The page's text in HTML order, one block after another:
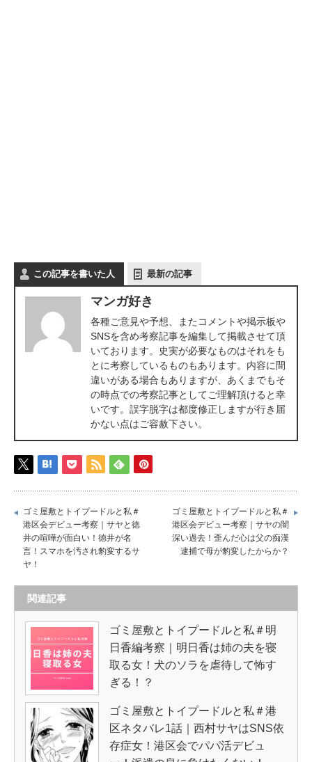
この記事を書いた人 最新の記事
マンガ好き
各種ご意見や予想、またコメントや掲示板や
SNSを含め考察記事を編集して掲載させて頂
いております。史実が必要なものはそれをも
とに考察しているものもあります。内容に間
違いがある場合もありますが、あくまでもそ
の時点での考察記事としてご理解頂けると幸
いです。誤字脱字は都度修正しますが行き届
かない点はご容赦下さい。
ゴミ屋敷とトイプードルと私＃
港区会デビュー考察｜サヤと徳
井の喧嘩が面白い！徳井が名
言！スマホを汚され豹変するサ
ヤ！
ゴミ屋敷とトイプードルと私＃
港区会デビュー考察｜サヤの闇
深い過去！歪んだ心は父の痴漢
逮捕で母が豹変したからか？
関連記事
ゴミ屋敷とトイプードルと私＃明
日香編考察｜明日香は姉の夫を寝
取る女！犬のソラを虐待して怖す
ぎる！？
ゴミ屋敷とトイプードルと私＃港
区ネタバレ1話｜西村サヤはSNS依
存症女！港区会でパパ活デビュ